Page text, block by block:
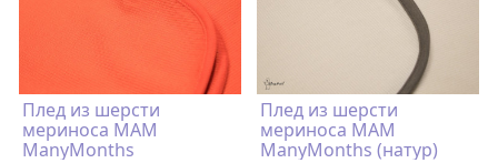
Плед из шерсти
мериноса MAM
ManyMonths
Плед из шерсти
мериноса MAM
ManyMonths (натур)